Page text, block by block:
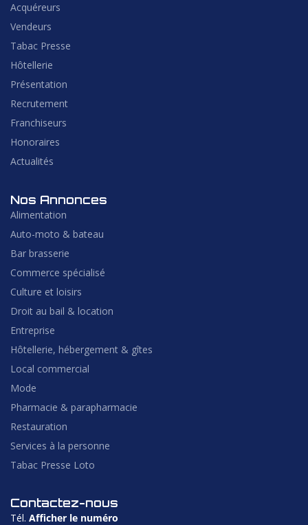
Acquéreurs
Vendeurs
Tabac Presse
Hôtellerie
Présentation
Recrutement
Franchiseurs
Honoraires
Actualités
Nos Annonces
Alimentation
Auto-moto & bateau
Bar brasserie
Commerce spécialisé
Culture et loisirs
Droit au bail & location
Entreprise
Hôtellerie, hébergement & gîtes
Local commercial
Mode
Pharmacie & parapharmacie
Restauration
Services à la personne
Tabac Presse Loto
Contactez-nous
Tél. Afficher le numéro